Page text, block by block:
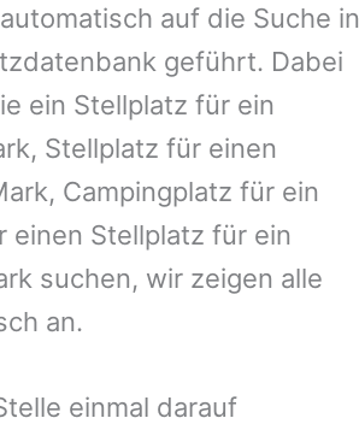
auf die Suche in
geführt. Dabei
ein Stellplatz für ein
Stellplatz für einen
Campingplatz für ein
einen Stellplatz für ein
suchen, wir zeigen alle
an.
einmal darauf